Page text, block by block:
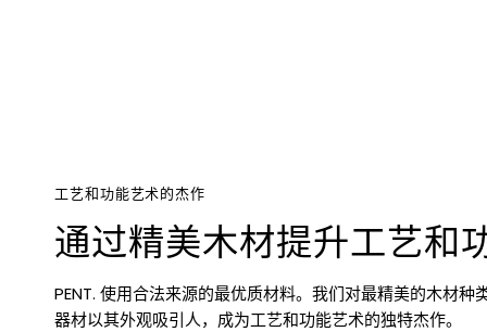
工艺和功能艺术的杰作
通过精美木材提升工艺和
PENT. 使用合法来源的最优质材料。我们对最精美的木材种
器材以其外观吸引人，成为工艺和功能艺术的独特杰作。